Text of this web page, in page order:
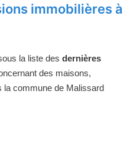
immobilières à
la liste des dernières
des maisons,
la commune de Malissard